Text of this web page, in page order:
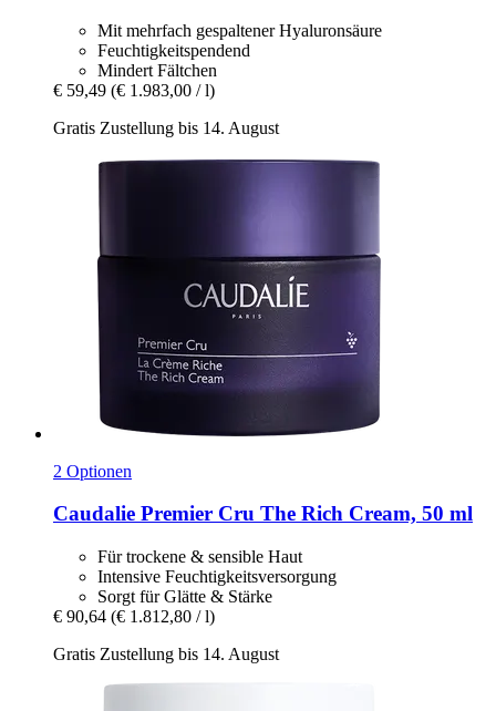
Mit mehrfach gespaltener Hyaluronsäure
Feuchtigkeitspendend
Mindert Fältchen
€ 59,49 (€ 1.983,00 / l)
Gratis Zustellung bis 14. August
2 Optionen
Caudalie Premier Cru The Rich Cream, 50 ml
Für trockene & sensible Haut
Intensive Feuchtigkeitsversorgung
Sorgt für Glätte & Stärke
€ 90,64 (€ 1.812,80 / l)
Gratis Zustellung bis 14. August